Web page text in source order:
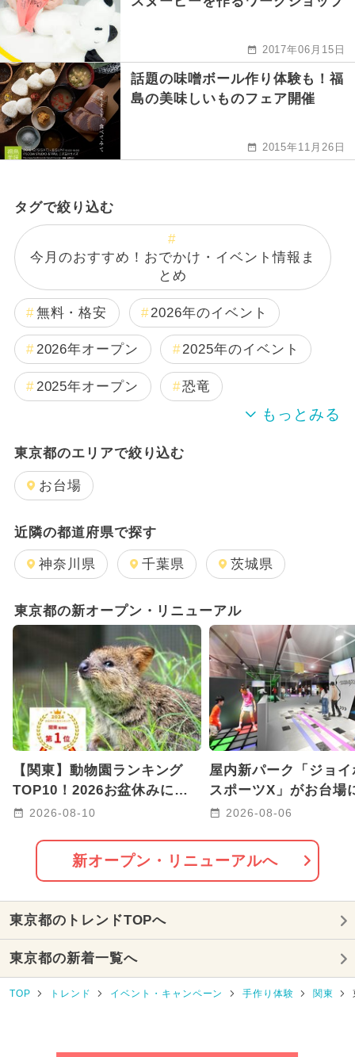
2017年06月15日
話題の味噌ボール作り体験も！福
島の美味しいものフェア開催
2015年11月26日
タグで絞り込む
今月のおすすめ！おでかけ・イベント情報ま
とめ
無料・格安 2026年のイベント
2026年オープン 2025年のイベント
2025年オープン 恐竜
2024年のイベント
雨の日OK
GW(ゴールデンウィーク)
2025年11月のイベント
2026年1月のイベント
2026年8月のイベント
2024年3月のイベント ワークショップ
2026年7月のイベント クリスマス
2024年4月のイベント
2024年7月のイベント
2024年5月のイベント
2024年11月のイベント
2026年2月のイベント
2024年12月のイベント
東京都のエリアで絞り込む
お台場
近隣の都道府県で探す
神奈川県 千葉県 茨城県
東京都の新オープン・リニューアル
【関東】動物園ランキング
TOP10！2026お盆休みにお
すすめ
2026-08-10
屋内新パーク「ジョイ
スポーツX」がお台場
生！ ARやトランポ
2026-08-06
新オープン・リニューアルへ
東京都のトレンドTOPへ
東京都の新着一覧へ
TOP トレンド イベント・キャンペーン 手作り体験 関東